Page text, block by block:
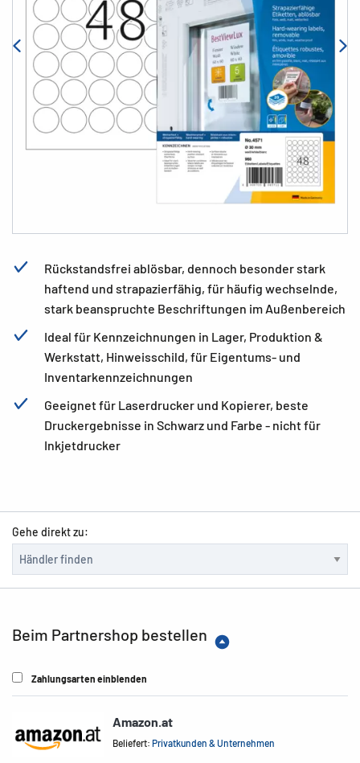
Rückstandsfrei ablösbar, dennoch besonder stark
haftend und strapazierfähig, für häufig wechselnde,
stark beanspruchte Beschriftungen im Außenbereich
Ideal für Kennzeichnungen in Lager, Produktion &
Werkstatt, Hinweisschild, für Eigentums- und
Inventarkennzeichnungen
Geeignet für Laserdrucker und Kopierer, beste
Druckergebnisse in Schwarz und Farbe - nicht für
Inkjetdrucker
Gehe direkt zu:
Beim Partnershop bestellen
Zahlungsarten einblenden
Amazon.at
Beliefert:Privatkunden & Unternehmen